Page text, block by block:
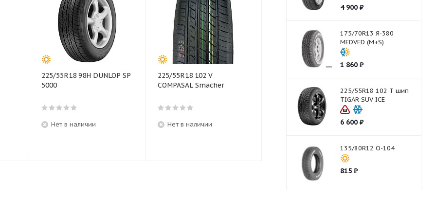
225/55R18 98H DUNLOP SP
5000
Нет в наличии
225/55R18 102 V
COMPASAL Smacher
Нет в наличии Нет в наличии
4 900₽
175/70R13 Я-380
MEDVED (M+S)
1 860₽
225/55R18 102 T шип
TIGAR SUV ICE
6 600₽
135/80R12 О-104
815₽